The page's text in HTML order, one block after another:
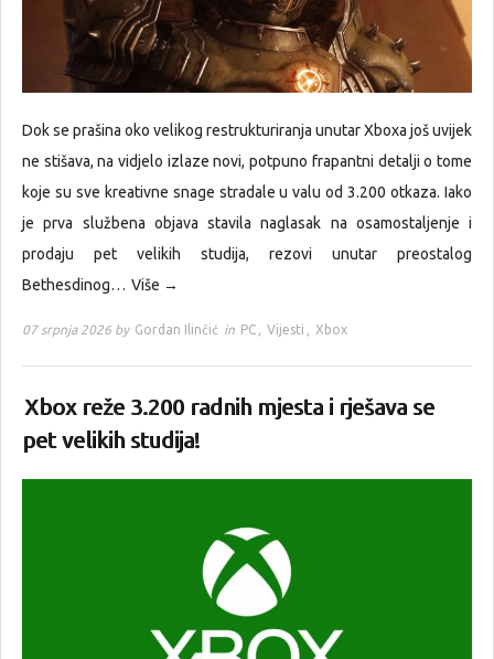
Dok se prašina oko velikog restrukturiranja unutar Xboxa još uvijek
ne stišava, na vidjelo izlaze novi, potpuno frapantni detalji o tome
koje su sve kreativne snage stradale u valu od 3.200 otkaza. Iako
je prva službena objava stavila naglasak na osamostaljenje i
prodaju pet velikih studija, rezovi unutar preostalog
Bethesdinog… Više →
07 srpnja 2026 by Gordan Ilinčić in PC , Vijesti , Xbox
Xbox reže 3.200 radnih mjesta i rješava se
pet velikih studija!